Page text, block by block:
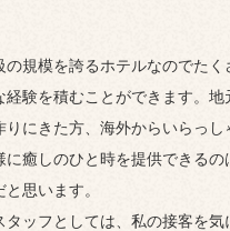
の規模を誇るホテルなのでたく
経験を積むことができます。
りにきた方、海外からいらっし
に癒しのひと時を提供できる
思います。
タッフとしては、私の接客を気